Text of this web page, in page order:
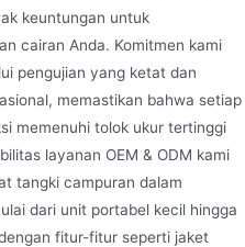
keuntungan untuk
cairan Anda. Komitmen kami
pengujian yang ketat dan
memastikan bahwa setiap
memenuhi tolok ukur tertinggi
layanan OEM & ODM kami
tangki campuran dalam
dari unit portabel kecil hingga
fitur-fitur seperti jaket